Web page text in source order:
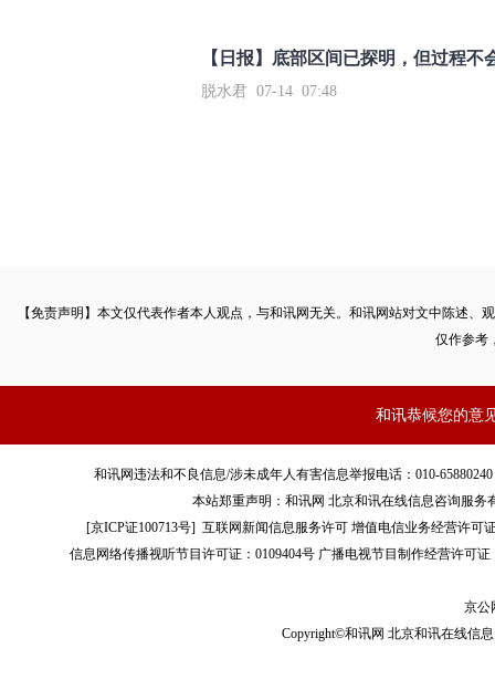
【日报】底部区间已探明，但过程不
脱水君 07-14 07:48
【免责声明】本文仅代表作者本人观点，与和讯网无关。和讯网站对文中陈述
仅作参考
和讯恭候您的意
和讯网违法和不良信息/涉未成年人有害信息举报电话：010-
本站郑重声明：和讯网 北京和讯在线信息咨询服
[京ICP证100713号]互联网新闻信息服务许可 增值电信业务经营许可
信息网络传播视听节目许可证：0109404号 广播电视节目制作经营许可证
京公
Copyright©和讯网 北京和讯在线信